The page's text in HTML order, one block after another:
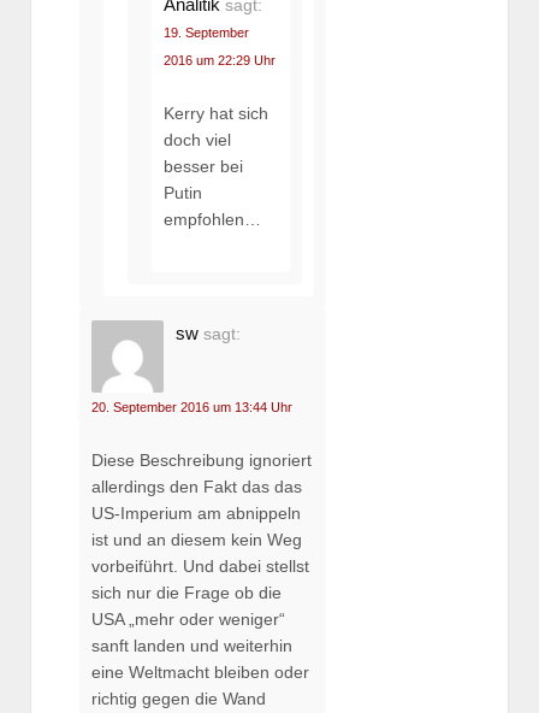
sagt:
19. September
2016 um 22:29 Uhr
Kerry hat sich
doch viel
besser bei
Putin
empfohlen…
sw sagt:
20. September 2016 um 13:44 Uhr
Diese Beschreibung ignoriert
allerdings den Fakt das das
US-Imperium am abnippeln
ist und an diesem kein Weg
vorbeiführt. Und dabei stellst
sich nur die Frage ob die
USA „mehr oder weniger“
sanft landen und weiterhin
eine Weltmacht bleiben oder
richtig gegen die Wand